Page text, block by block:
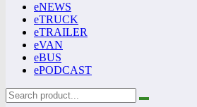
eNEWS
eTRUCK
eTRAILER
eVAN
eBUS
ePODCAST